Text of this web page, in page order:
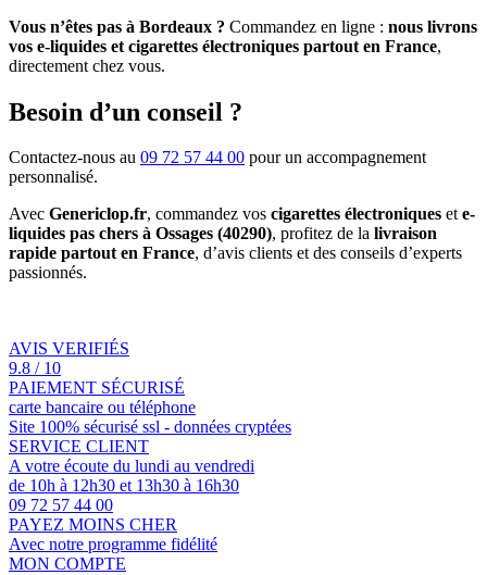
Vous n’êtes pas à Bordeaux ? Commandez en ligne : nous livrons
vos e-liquides et cigarettes électroniques partout en France,
directement chez vous.
Besoin d’un conseil ?
Contactez-nous au 09 72 57 44 00 pour un accompagnement
personnalisé.
Avec Genericlop.fr, commandez vos cigarettes électroniques ete-
liquides pas chers à Ossages (40290), profitez de la livraison
rapide partout en France, d’avis clients et des conseils d’experts
passionnés.
AVIS VERIFIÉS
9.8 / 10
PAIEMENT SÉCURISÉ
carte bancaire ou téléphone
Site 100% sécurisé ssl - données cryptées
SERVICE CLIENT
A votre écoute du lundi au vendredi
de 10h à 12h30 et 13h30 à 16h30
09 72 57 44 00
PAYEZ MOINS CHER
Avec notre programme fidélité
MON COMPTE